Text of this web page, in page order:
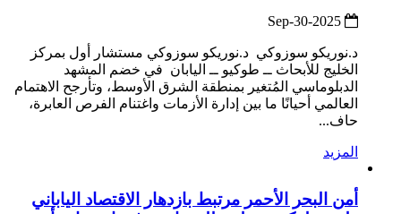
د.نوريكو سوزوكي د.نوريكو سوزوكي مستشار أول بمركز
الخليج للأبحاث ــ طوكيو ــ اليابان في خضم المشهد
الدبلوماسي المُتغير بمنطقة الشرق الأوسط، وتأرجح الاهتمام
العالمي أحيانًا ما بين إدارة الأزمات واغتنام الفرص العابرة،
حاف...
المزيد
أمن البحر الأحمر مرتبط بازدهار الاقتصاد الياباني